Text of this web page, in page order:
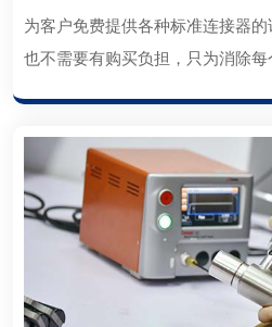
为客户免费提供各种标准连接器的
也不需要有购买负担，只为消除每